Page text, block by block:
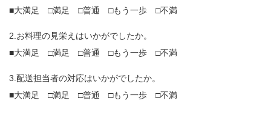
■大満足 □満足 □普通 □もう一歩 □不満
2.お料理の見栄えはいかがでしたか。
■大満足 □満足 □普通 □もう一歩 □不満
3.配送担当者の対応はいかがでしたか。
■大満足 □満足 □普通 □もう一歩 □不満